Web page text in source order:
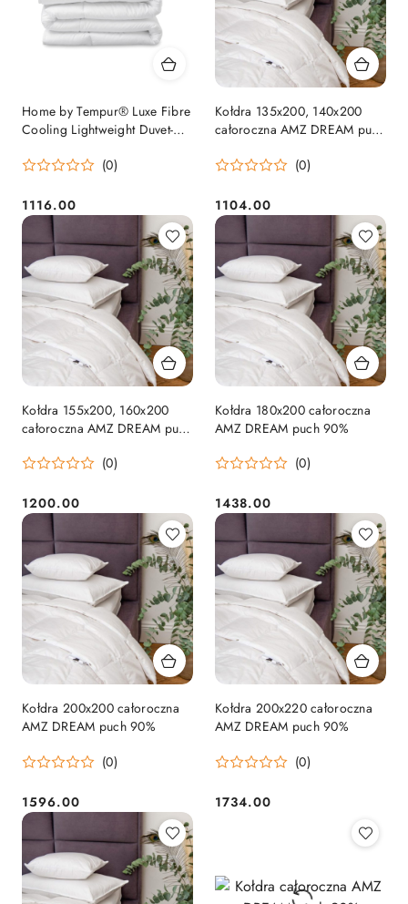
Home by Tempur® Luxe Fibre
Cooling Lightweight Duvet-
(0)
Cena:
1116.00
Kołdra 135x200, 140x200
całoroczna AMZ DREAM puch
(0)
Cena:
1104.00
Kołdra 155x200, 160x200
całoroczna AMZ DREAM puch
(0)
Cena:
1200.00
Kołdra 180x200 całoroczna
AMZ DREAM puch 90%
(0)
Cena:
1438.00
Kołdra 200x200 całoroczna
AMZ DREAM puch 90%
(0)
Cena:
1596.00
Kołdra 200x220 całoroczna
AMZ DREAM puch 90%
(0)
Cena:
1734.00